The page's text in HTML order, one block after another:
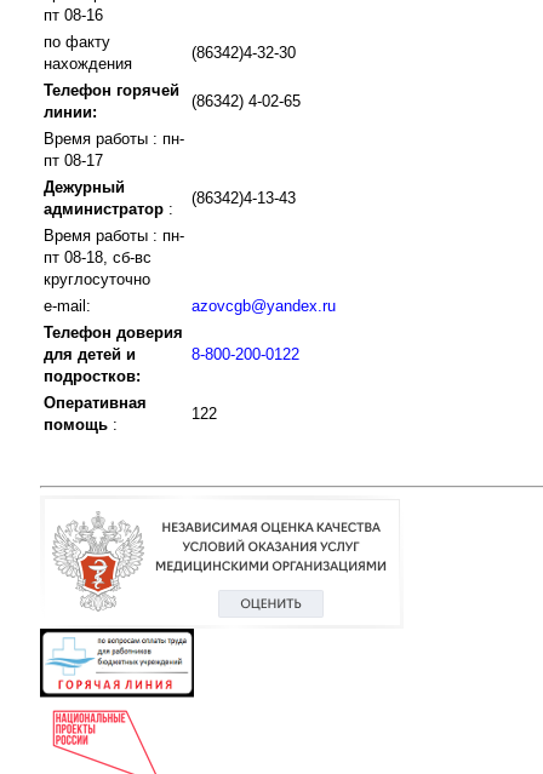
пт 08-16
по факту
нахождения
(86342)4-32-30
Телефон горячей
линии:
(86342) 4-02-65
Время работы : пн-
пт 08-17
Дежурный
администратор :
(86342)4-13-43
Время работы : пн-
пт 08-18, сб-вс
круглосуточно
e-mail:
azovcgb@yandex.ru
Телефон доверия
для детей и
подростков:
8-800-200-0122
Оперативная
помощь :
122